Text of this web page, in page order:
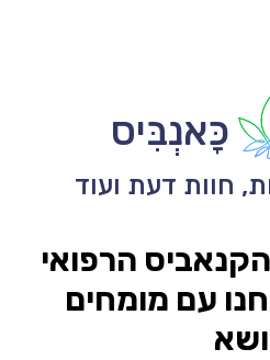
כָּאנְבִּיס
חוות דעת ועוד
הרפואי
עם מומחים